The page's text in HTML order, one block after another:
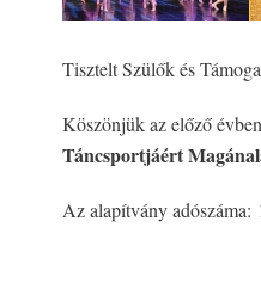
Tisztelt Szülők és
Köszönjük az előző
Táncsportjáért
Az alapítvány adószáma: